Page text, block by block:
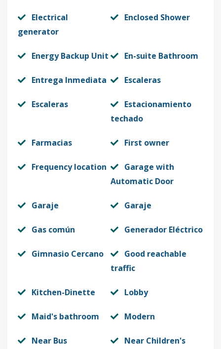
Electrical
generator
Enclosed Shower
Energy Backup Unit En-suite Bathroom
Entrega Inmediata Escaleras
Escaleras
Estacionamiento
techado
Farmacias First owner
Frequency location
Garage with
Automatic Door
Garaje Garaje
Gas común Generador Eléctrico
Gimnasio Cercano
Good reachable
traffic
Kitchen-Dinette Lobby
Maid's bathroom Modern
Near Bus
Near Children's